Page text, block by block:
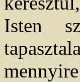
Isten